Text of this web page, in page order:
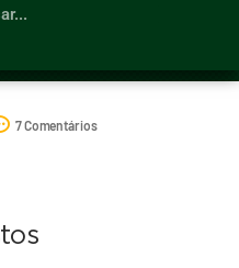
7 Comentários